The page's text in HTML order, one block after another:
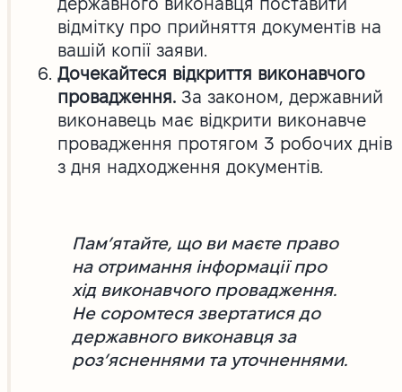
державного виконавця поставити
відмітку про прийняття документів на
вашій копії заяви.
Дочекайтеся відкриття виконавчого
провадження.За законом, державний
виконавець має відкрити виконавче
провадження протягом 3 робочих днів
з дня надходження документів.
Пам’ятайте, що ви маєте право
на отримання інформації про
хід виконавчого провадження.
Не соромтеся звертатися до
державного виконавця за
роз’ясненнями та уточненнями.